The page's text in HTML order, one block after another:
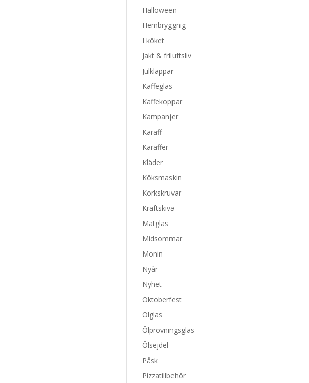
Halloween
Hembryggnig
I köket
Jakt & friluftsliv
Julklappar
Kaffeglas
Kaffekoppar
Kampanjer
Karaff
Karaffer
Kläder
Köksmaskin
Korkskruvar
Kräftskiva
Mätglas
Midsommar
Monin
Nyår
Nyhet
Oktoberfest
Ölglas
Ölprovningsglas
Ölsejdel
Påsk
Pizzatillbehör